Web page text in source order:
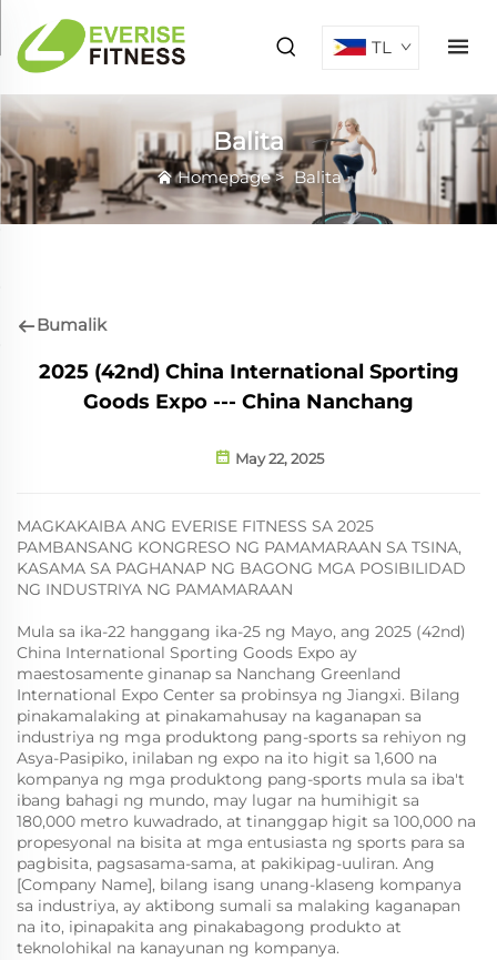
TL
Balita
Homepage>Balita
Bumalik
2025 (42nd) China International Sporting
Goods Expo --- China Nanchang
May 22, 2025
MAGKAKAIBA ANG EVERISE FITNESS SA 2025
PAMBANSANG KONGRESO NG PAMAMARAAN SA TSINA,
KASAMA SA PAGHANAP NG BAGONG MGA POSIBILIDAD
NG INDUSTRIYA NG PAMAMARAAN
Mula sa ika-22 hanggang ika-25 ng Mayo, ang 2025 (42nd)
China International Sporting Goods Expo ay
maestosamente ginanap sa Nanchang Greenland
International Expo Center sa probinsya ng Jiangxi. Bilang
pinakamalaking at pinakamahusay na kaganapan sa
industriya ng mga produktong pang-sports sa rehiyon ng
Asya-Pasipiko, inilaban ng expo na ito higit sa 1,600 na
kompanya ng mga produktong pang-sports mula sa iba't
ibang bahagi ng mundo, may lugar na humihigit sa
180,000 metro kuwadrado, at tinanggap higit sa 100,000 na
propesyonal na bisita at mga entusiasta ng sports para sa
pagbisita, pagsasama-sama, at pakikipag-uuliran. Ang
[Company Name], bilang isang unang-klaseng kompanya
sa industriya, ay aktibong sumali sa malaking kaganapan
na ito, ipinapakita ang pinakabagong produkto at
teknolohikal na kanayunan ng kompanya.